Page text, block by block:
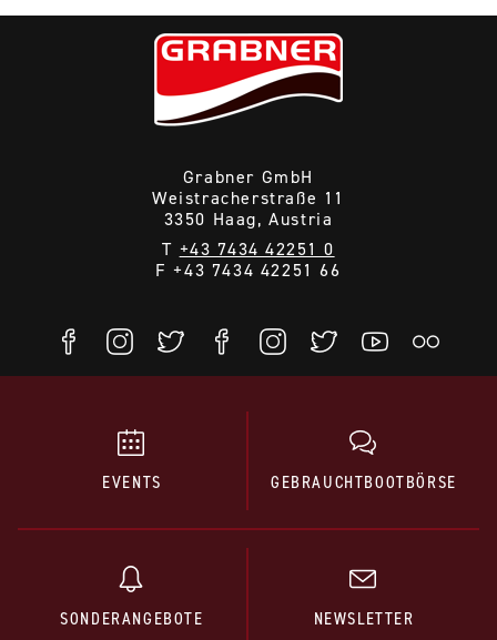
Grabner GmbH
Weistracherstraße 11
3350 Haag, Austria
T +43 7434 42251 0
F +43 7434 42251 66
EVENTS GEBRAUCHTBOOTBÖRSE
SONDERANGEBOTE NEWSLETTER